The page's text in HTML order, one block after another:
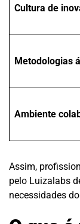
Cultura de
Metodologias
Ambiente
Assim,
pelo Luizalabs
necessidades